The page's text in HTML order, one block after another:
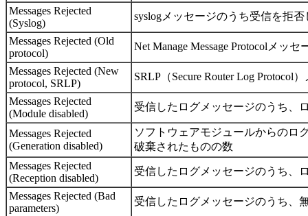
Messages Rejected
(Syslog)
syslogメッセージのうち受信を拒否
Messages Rejected (Old
protocol)
Net Manage Message Protocolメッ
Messages Rejected (New
protocol, SRLP)
SRLP（Secure Router Log Protocol
Messages Rejected
(Module disabled)
受信したログメッセージのうち、
Messages Rejected
(Generation disabled)
ソフトウェアモジュールからのロ
破棄されたものの数
Messages Rejected
(Reception disabled)
受信したログメッセージのうち、
Messages Rejected (Bad
parameters)
受信したログメッセージのうち、